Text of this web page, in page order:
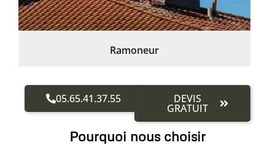
Ramoneur
05.65.41.37.55 DEVIS
GRATUIT
Pourquoi nous choisir